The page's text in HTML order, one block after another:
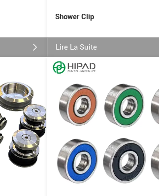
Shower Clip
Lire La Suite